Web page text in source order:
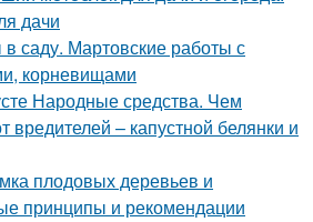
дачи
саду. Мартовские работы с
корневищами
Народные средства. Чем
вредителей – капустной белянки и
плодовых деревьев и
принципы и рекомендации